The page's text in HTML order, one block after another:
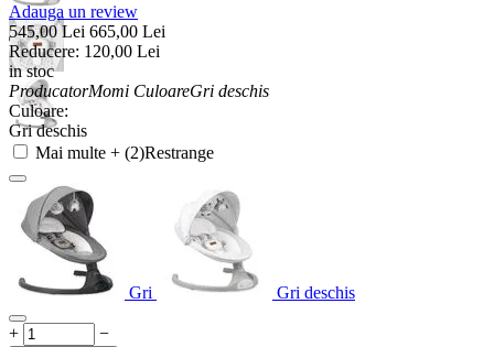
Adauga un review
545,00 Lei 665,00 Lei
Reducere: 120,00 Lei
in stoc
ProducatorMomi CuloareGri deschis
Culoare:
Gri deschis
Mai multe + (2)Restrange
Gri Gri deschis
+ −